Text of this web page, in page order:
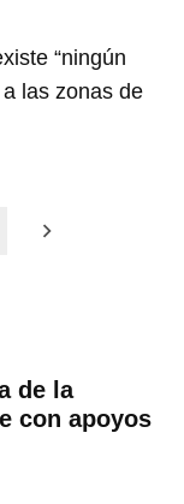
“ningún
las zonas de
de la
con apoyos